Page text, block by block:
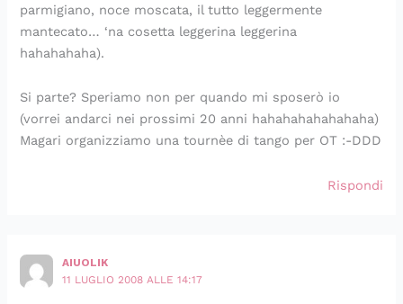
parmigiano, noce moscata, il tutto leggermente
mantecato… ‘na cosetta leggerina leggerina
hahahahaha).
Si parte? Speriamo non per quando mi sposerò io
(vorrei andarci nei prossimi 20 anni hahahahahahahaha)
Magari organizziamo una tournèe di tango per OT :-DDD
Rispondi
AIUOLIK
11 LUGLIO 2008 ALLE 14:17